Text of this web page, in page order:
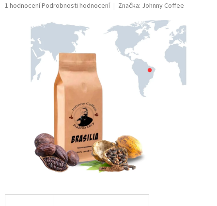
Průměrné
hvězdiček.
1 hodnoceníPodrobnosti hodnocení Značka: Johnny Coffee